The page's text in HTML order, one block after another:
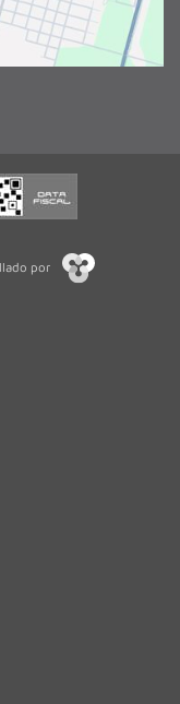
por